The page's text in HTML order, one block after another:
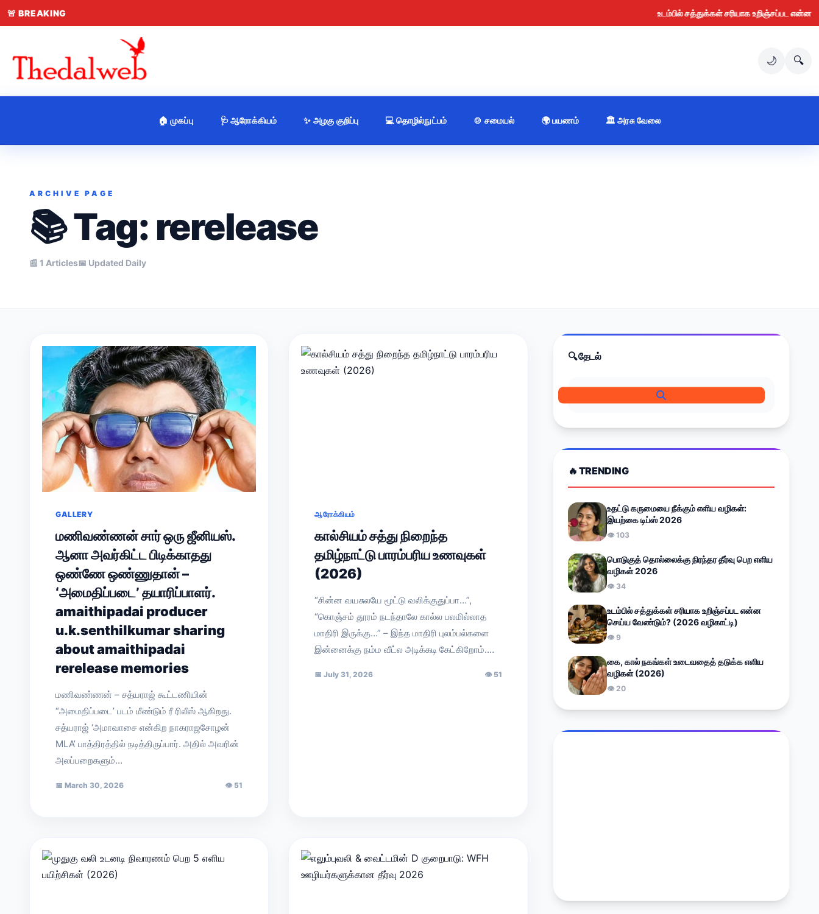
🚨BREAKING உடம்பில் சத்துக்கள் சரியாக உறிஞ்சப்பட என்ன செய்ய
🌙 🔍
🏠 முகப்பு 🩺 ஆரோக்கியம் ✨ அழகு குறிப்பு 💻 தொழில்நுட்பம் 🍲 சமையல் 🌍 பயணம் 🏛️ அரசு வேலை
ARCHIVE PAGE
📚 Tag: rerelease
📰 1 Articles📅 Updated Daily
GALLERY
மணிவண்ணன் சார் ஒரு ஜீனியஸ்.
ஆனா அவர்கிட்ட பிடிக்காதது
ஒண்ணே ஒண்ணுதான் –
‘அமைதிப்படை’ தயாரிப்பாளர்.
amaithipadai producer
u.k.senthilkumar sharing
about amaithipadai
rerelease memories
மணிவண்ணன் – சத்யராஜ் கூட்டணியின்
“அமைதிப்படை’ படம் மீண்டும் ரீ ரிலீஸ் ஆகிறது.
சத்யராஜ் ‘அமாவாசை என்கிற நாகராஜசோழன்
MLA’ பாத்திரத்தில் நடித்திருப்பார். அதில் அவரின்
அலப்பறைகளும்…
📅 March 30, 2026 👁51
ஆரோக்கியம்
கால்சியம் சத்து நிறைந்த
தமிழ்நாட்டு பாரம்பரிய உணவுகள்
(2026)
“சின்ன வயசுலயே மூட்டு வலிக்குதுப்பா…”,
“கொஞ்சம் தூரம் நடந்தாலே கால்ல பலமில்லாத
மாதிரி இருக்கு…” – இந்த மாதிரி புலம்பல்களை
இன்னைக்கு நம்ம வீட்ல அடிக்கடி கேட்கிறோம்.…
📅 July 31, 2026 👁51
🔍 தேடல்
🔥 TRENDING
உதட்டு கருமையை நீக்கும் எளிய வழிகள்:
இயற்கை டிப்ஸ் 2026
👁 103
பொடுகுத் தொல்லைக்கு நிரந்தர தீர்வு பெற எளிய
வழிகள் 2026
👁 34
உடம்பில் சத்துக்கள் சரியாக உறிஞ்சப்பட என்ன
செய்ய வேண்டும்? (2026 வழிகாட்டி)
👁 9
கை, கால் நகங்கள் உடைவதைத் தடுக்க எளிய
வழிகள் (2026)
👁 20